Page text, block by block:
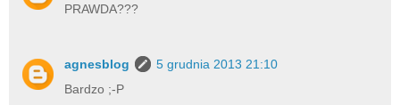
PRAWDA???
agnesblog
5 grudnia 2013 21:10
Bardzo ;-P